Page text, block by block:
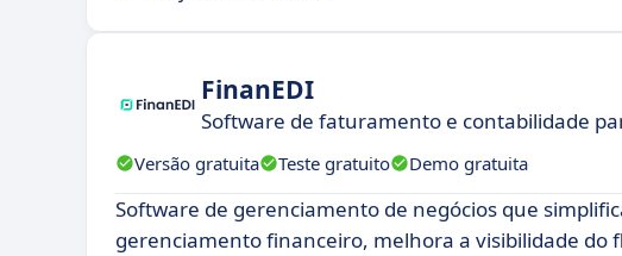
FinanEDI
Software de faturamento e contabilidade
Versão gratuita Teste gratuito Demo gratuita
Software de gerenciamento de negócios que
gerenciamento financeiro, melhora a visibilidade do